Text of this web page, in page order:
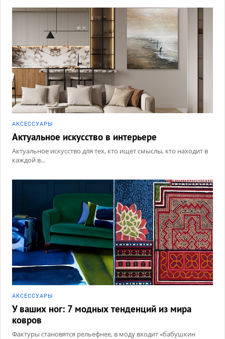
АКCЕССУАРЫ
Актуальное искусство в интерьере
Актуальное искусство для тех, кто ищет смыслы, кто находит в
каждой в...
АКCЕССУАРЫ
У ваших ног: 7 модных тенденций из мира
ковров
Фактуры становятся рельефнее, в моду входит «бабушкин